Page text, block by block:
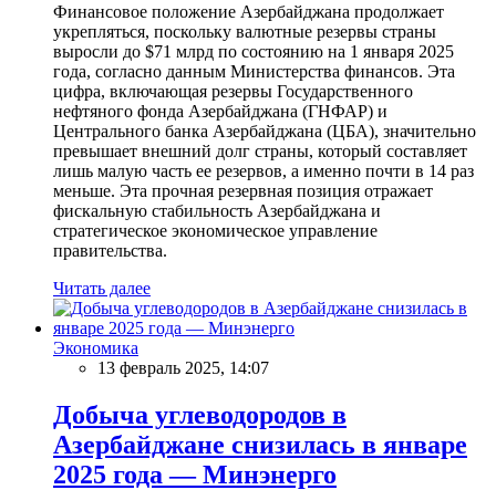
Финансовое положение Азербайджана продолжает
укрепляться, поскольку валютные резервы страны
выросли до $71 млрд по состоянию на 1 января 2025
года, согласно данным Министерства финансов. Эта
цифра, включающая резервы Государственного
нефтяного фонда Азербайджана (ГНФАР) и
Центрального банка Азербайджана (ЦБА), значительно
превышает внешний долг страны, который составляет
лишь малую часть ее резервов, а именно почти в 14 раз
меньше. Эта прочная резервная позиция отражает
фискальную стабильность Азербайджана и
стратегическое экономическое управление
правительства.
Читать далее
Экономика
13 февраль 2025, 14:07
Добыча углеводородов в
Азербайджане снизилась в январе
2025 года — Минэнерго